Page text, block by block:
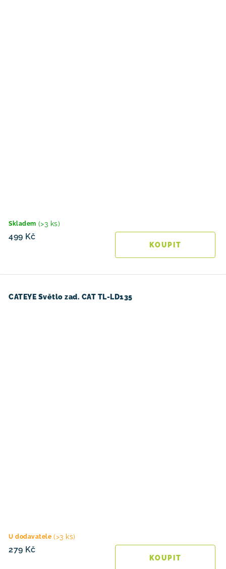
Skladem (>3 ks)
499 Kč
CATEYE Světlo zad. CAT TL-LD135
U dodavatele (>3 ks)
279 Kč